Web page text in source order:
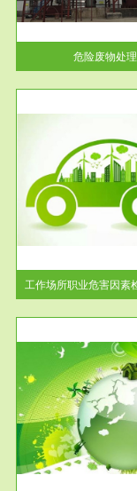
危险废物处理
废物处理业务包括
理处...
服务范
工作场所职业危
【现状评价意义】
-通过质谱分析等多
工作场
服务范
废气测
检测范围工业废气
废气和无机废气。